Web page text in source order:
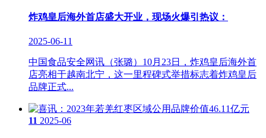
炸鸡皇后海外首店盛大开业，现场火爆引热议：
2025-06-11
中国食品安全网讯（张璐）10月23日，炸鸡皇后海外首
店亮相于越南北宁，这一里程碑式举措标志着炸鸡皇后
品牌正式...
11 2025-06